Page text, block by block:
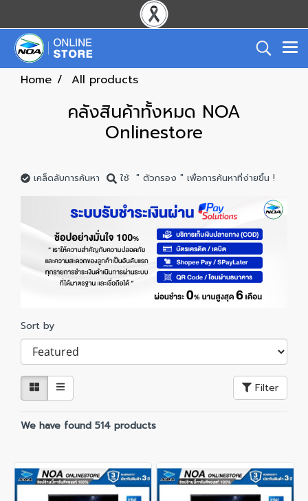
Home All products
คลังสินค้าทั้งหมด NOA
Onlinestore
เคล็ดลับการค้นหา ใช้ " ตัวกรอง " เพื่อการค้นหาที่ง่ายขึ้น !
Sort by
Filter
We have found 514 products